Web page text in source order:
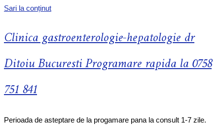
Sari la conținut
Clinica gastroenterologie-hepatologie dr
Ditoiu Bucuresti Programare rapida la 0758
751 841
Perioada de asteptare de la progamare pana la consult 1-7 zile.